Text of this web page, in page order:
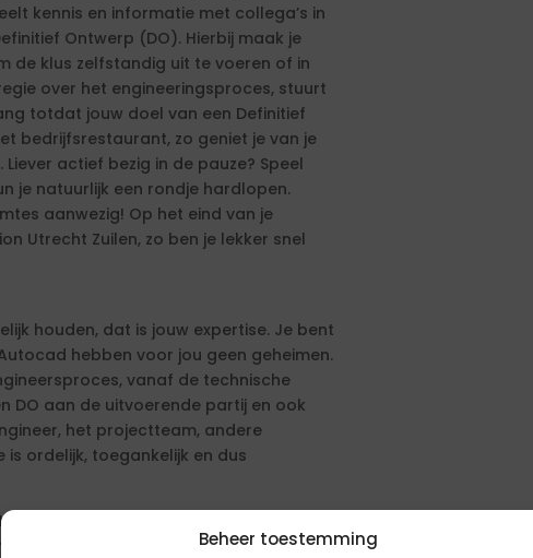
Beheer toestemming
kennis en informatie met collega’s in
Ontwerp (DO). Hierbij maak je
de klus zelfstandig uit te voeren of in
over het engineeringsproces, stuurt
totdat jouw doel van een Definitief
bedrijfsrestaurant, zo geniet je van je
actief bezig in de pauze? Speel
je natuurlijk een rondje hardlopen.
aanwezig! Op het eind van je
Utrecht Zuilen, zo ben je lekker snel
houden, dat is jouw expertise. Je bent
hebben voor jou geen geheimen.
vanaf de technische
DO aan de uitvoerende partij en ook
het projectteam, andere
is ordelijk, toegankelijk en dus
maakt?
civiele techniek of vergelijkbaar